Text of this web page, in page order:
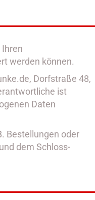
werden können.
Dorfstraße 48,
ist
Daten
Bestellungen oder
dem Schloss-